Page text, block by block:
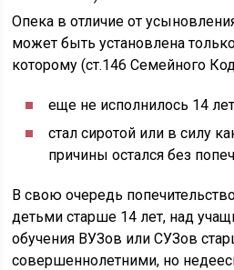
Опека в отличие от
может быть установлена
которому (ст.146 Семейного
еще не исполнилось 14
стал сиротой или в силу
причины остался без
В свою очередь
детьми старше 14 лет, над
обучения ВУЗов или СУЗов
совершеннолетними, но